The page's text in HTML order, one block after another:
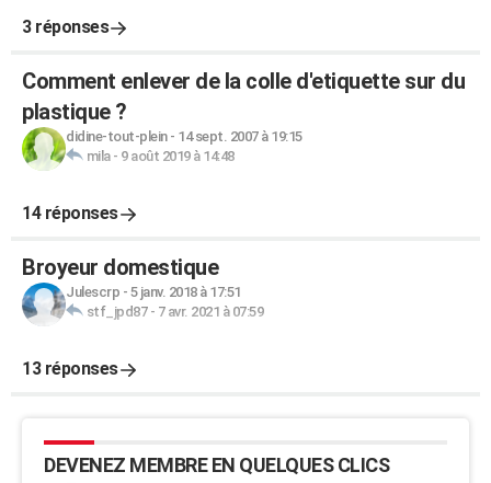
3 réponses
Comment enlever de la colle d'etiquette sur du
plastique ?
didine-tout-plein- 14 sept. 2007 à 19:15
mila- 9 août 2019 à 14:48
14 réponses
Broyeur domestique
Julescrp - 5 janv. 2018 à 17:51
stf_jpd87- 7 avr. 2021 à 07:59
13 réponses
DEVENEZ MEMBRE EN QUELQUES CLICS